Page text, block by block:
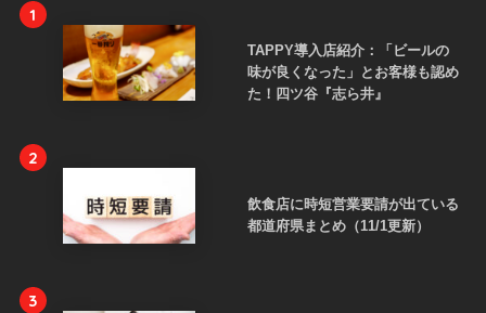
1
TAPPY導入店紹介：「ビールの
味が良くなった」とお客様も認め
た！四ツ谷『志ら井』
2
飲食店に時短営業要請が出ている
都道府県まとめ（11/1更新）
3